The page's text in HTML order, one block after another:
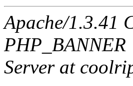
Apache/1.3.41
PHP_BANNER
Server at